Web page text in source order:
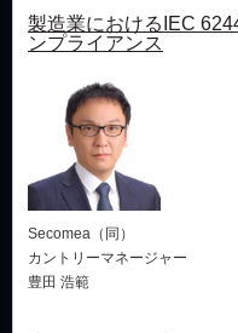
製造業におけるIEC
ンプライアンス
Secomea（同）
カントリーマネージャー
豊田 浩範